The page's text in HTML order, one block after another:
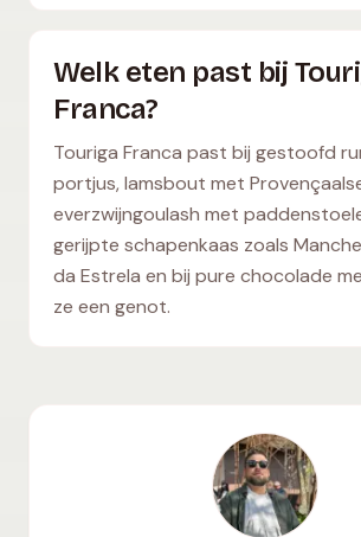
Welk eten past bij
Franca?
Touriga Franca past bij gestoofd
portjus, lamsbout met
everzwijngoulash met
gerijpte schapenkaas zoals
da Estrela en bij pure chocolade
ze een genot.